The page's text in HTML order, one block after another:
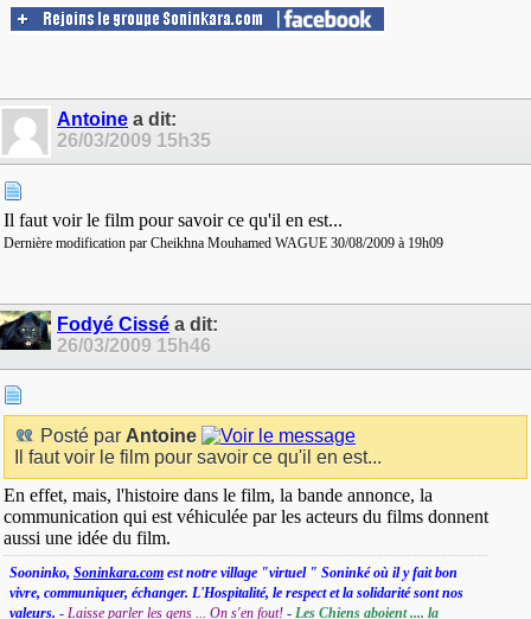
Antoine a dit:
26/03/2009 15h35
Il faut voir le film pour savoir ce qu'il en est...
Dernière modification par Cheikhna Mouhamed WAGUE 30/08/2009 à 19h09
Fodyé Cissé a dit:
26/03/2009 15h46
Posté par Antoine
Il faut voir le film pour savoir ce qu'il en est...
En effet, mais, l'histoire dans le film, la bande annonce, la
communication qui est véhiculée par les acteurs du films donnent
aussi une idée du film.
Sooninko, Soninkara.com est notre village "virtuel " Soninké où il y fait bon
vivre, communiquer, échanger. L'Hospitalité, le respect et la solidarité sont nos
valeurs. - Laisse parler les gens ... On s'en fout! - Les Chiens aboient .... la